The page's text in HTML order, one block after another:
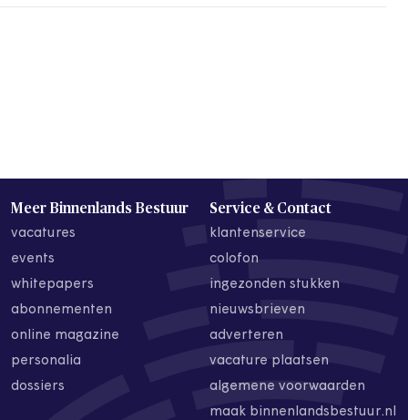
Meer Binnenlands Bestuur
vacatures
events
whitepapers
abonnementen
online magazine
personalia
dossiers
Service & Contact
klantenservice
colofon
ingezonden stukken
nieuwsbrieven
adverteren
vacature plaatsen
algemene voorwaarden
maak binnenlandsbestuur.nl